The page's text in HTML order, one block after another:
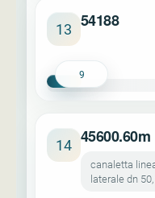
13 54188
9
14 45600.60m
canaletta
laterale dn